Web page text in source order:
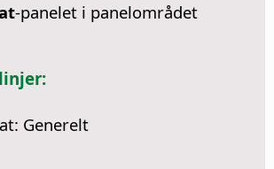
-panelet i panelområdet
Generelt